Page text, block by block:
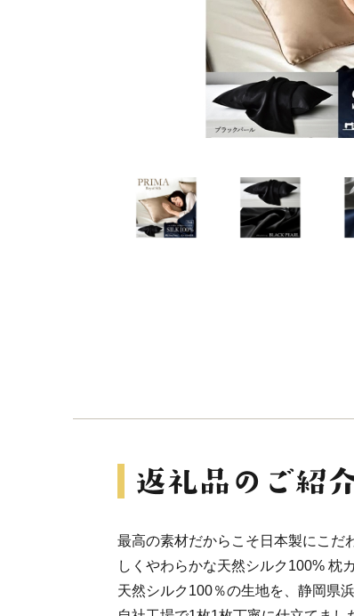
最高の素材だからこそ日本製にこだ
しくやわらかな天然シルク100% 枕
天然シルク100％の生地を、静岡県